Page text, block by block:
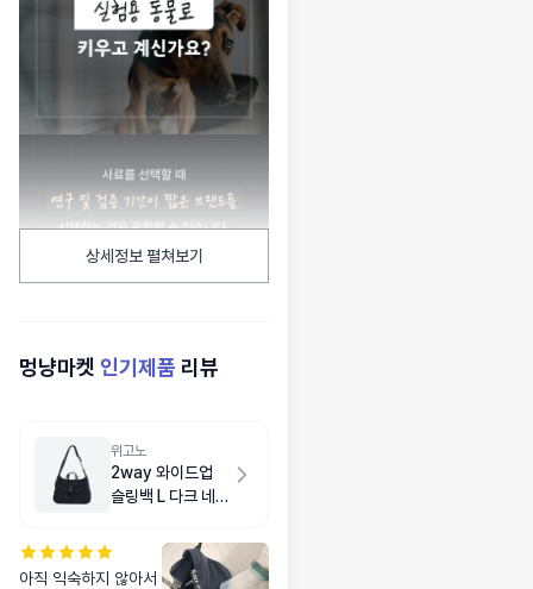
상세정보 펼쳐보기
멍냥마켓 인기제품 리뷰
위고노
2way 와이드업
슬링백 L 다크 네이
아직 익숙하지 않아서